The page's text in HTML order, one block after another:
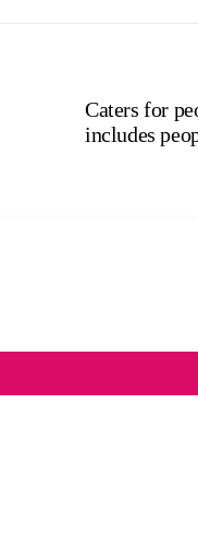
Caters for
includes